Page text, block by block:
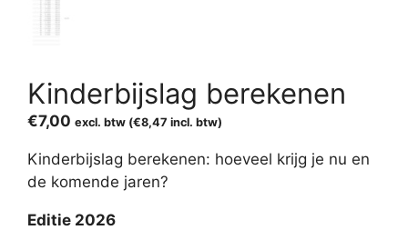
Kinderbijslag berekenen
€7,00 excl. btw (€8,47 incl. btw)
Kinderbijslag berekenen: hoeveel krijg je nu en
de komende jaren?
Editie 2026